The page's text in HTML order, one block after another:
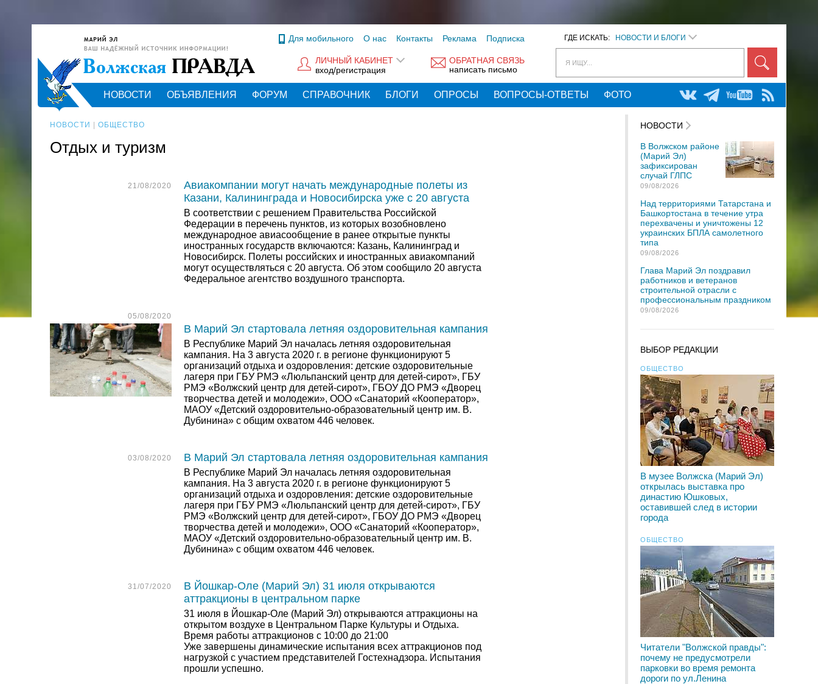
ГДЕ ИСКАТЬ: НОВОСТИ И БЛОГИ
Я ИЩУ...
Для мобильного О нас Контакты Реклама Подписка
ОБРАТНАЯ СВЯЗЬ
написать письмо
ЛИЧНЫЙ КАБИНЕТ
вход/регистрация
НОВОСТИ ОБЪЯВЛЕНИЯ ФОРУМ СПРАВОЧНИК БЛОГИ ОПРОСЫ ВОПРОСЫ-ОТВЕТЫ ФОТО
НОВОСТИ ОБЩЕСТВО
Отдых и туризм
21/08/2020
Авиакомпании могут начать международные полеты из
Казани, Калининграда и Новосибирска уже с 20 августа
В соответствии с решением Правительства Российской
Федерации в перечень пунктов, из которых возобновлено
международное авиасообщение в ранее открытые пункты
иностранных государств включаются: Казань, Калининград и
Новосибирск. Полеты российских и иностранных авиакомпаний
могут осуществляться с 20 августа. Об этом сообщило 20 августа
Федеральное агентство воздушного транспорта.
05/08/2020
В Марий Эл стартовала летняя оздоровительная кампания
В Республике Марий Эл началась летняя оздоровительная
кампания. На 3 августа 2020 г. в регионе функционируют 5
организаций отдыха и оздоровления: детские оздоровительные
лагеря при ГБУ РМЭ «Люльпанский центр для детей-сирот», ГБУ
РМЭ «Волжский центр для детей-сирот», ГБОУ ДО РМЭ «Дворец
творчества детей и молодежи», ООО «Санаторий «Кооператор»,
МАОУ «Детский оздоровительно-образовательный центр им. В.
Дубинина» с общим охватом 446 человек.
03/08/2020 В Марий Эл стартовала летняя оздоровительная кампания
В Республике Марий Эл началась летняя оздоровительная
кампания. На 3 августа 2020 г. в регионе функционируют 5
организаций отдыха и оздоровления: детские оздоровительные
лагеря при ГБУ РМЭ «Люльпанский центр для детей-сирот», ГБУ
РМЭ «Волжский центр для детей-сирот», ГБОУ ДО РМЭ «Дворец
творчества детей и молодежи», ООО «Санаторий «Кооператор»,
МАОУ «Детский оздоровительно-образовательный центр им. В.
Дубинина» с общим охватом 446 человек.
31/07/2020
В Йошкар-Оле (Марий Эл) 31 июля открываются
аттракционы в центральном парке
31 июля в Йошкар-Оле (Марий Эл) открываются аттракционы на
открытом воздухе в Центральном Парке Культуры и Отдыха.
Время работы аттракционов с 10:00 до 21:00
Уже завершены динамические испытания всех аттракционов под
нагрузкой с участием представителей Гостехнадзора. Испытания
прошли успешно.
НОВОСТИ
В Волжском районе
(Марий Эл)
зафиксирован
случай ГЛПС
09/08/2026
Над территориями Татарстана и
Башкортостана в течение утра
перехвачены и уничтожены 12
украинских БПЛА самолетного
типа
09/08/2026
Глава Марий Эл поздравил
работников и ветеранов
строительной отрасли с
профессиональным праздником
09/08/2026
ВЫБОР РЕДАКЦИИ
ОБЩЕСТВО
В музее Волжска (Марий Эл)
открылась выставка про
династию Юшковых,
оставившей след в истории
города
ОБЩЕСТВО
Читатели "Волжской правды":
почему не предусмотрели
парковки во время ремонта
дороги по ул.Ленина